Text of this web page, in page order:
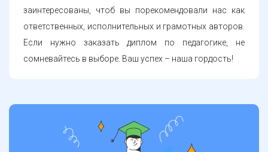
заинтересованы, чтоб вы порекомендовали нас как
ответственных, исполнительных и грамотных авторов.
Если нужно заказать диплом по педагогике, не
сомневайтесь в выборе. Ваш успех – наша гордость!